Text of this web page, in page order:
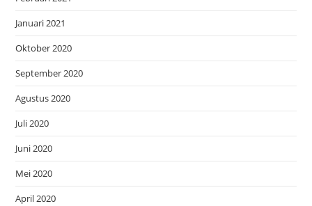
Januari 2021
Oktober 2020
September 2020
Agustus 2020
Juli 2020
Juni 2020
Mei 2020
April 2020